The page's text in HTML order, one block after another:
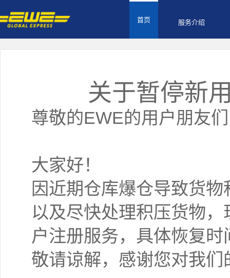
首页 服务介绍
关于暂停新
尊敬的EWE的用户朋友
大家好！
因近期仓库爆仓导致货
以及尽快处理积压货物
户注册服务，具体恢复
敬请谅解，感谢您对我们